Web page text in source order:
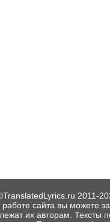
2011-
сайта вы можете
их авторам. Тексты